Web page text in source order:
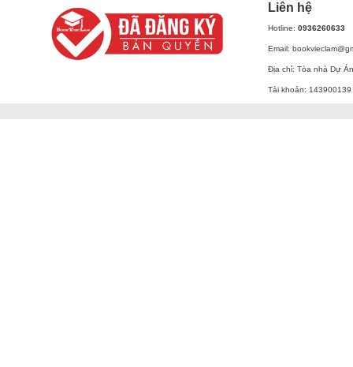
Liên hệ
Hotline: 0936260633
Email:
Địa chỉ: Tòa nhà Dự
Tài khoản: